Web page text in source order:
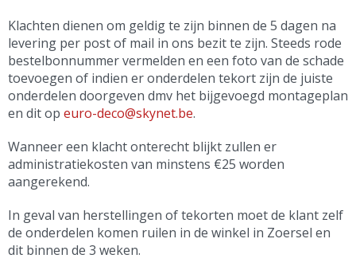
Klachten dienen om geldig te zijn binnen de 5 dagen na
levering per post of mail in ons bezit te zijn. Steeds rode
bestelbonnummer vermelden en een foto van de schade
toevoegen of indien er onderdelen tekort zijn de juiste
onderdelen doorgeven dmv het bijgevoegd montageplan
en dit op euro-deco@skynet.be.
Wanneer een klacht onterecht blijkt zullen er
administratiekosten van minstens €25 worden
aangerekend.
In geval van herstellingen of tekorten moet de klant zelf
de onderdelen komen ruilen in de winkel in Zoersel en
dit binnen de 3 weken.